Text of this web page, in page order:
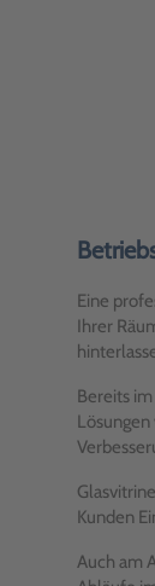
Eine
Ihrer
Bereits
Kunden
Auch am